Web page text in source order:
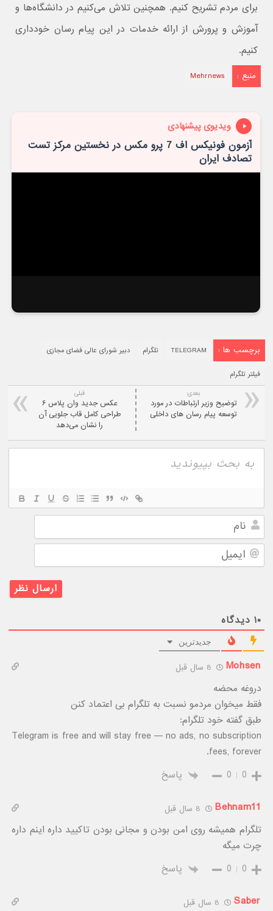
برای مردم تشریح کنیم. همچنین تلاش می‌کنیم در دانشگاه‌ها و
آموزش و پرورش از ارائه خدمات در این پیام رسان خودداری
کنیم.
منبع : Mehrnews
ویدیوی پیشنهادی
آزمون فونیکس اف 7 پرو مکس در نخستین مرکز تست
تصادف ایران
برچسب ها : TELEGRAM تلگرام دبیر شورای عالی فضای مجازی
فیلتر تلگرام
قبلی
عکس جدید وان پلاس ۶
طراحی کامل قاب جلویی آن
را نشان می‌دهد
بعدی:
توضیح وزیر ارتباطات در مورد
توسعه پیام رسان های داخلی
نام
ایمیل
۱۰ دیدگاه
جدیدترین
Mohsen 8 سال قبل
دروغه محضه
فقط میخوان مردمو نسبت به تلگرام بی اعتماد کنن
طبق گفته خود تلگرام:
Telegram is free and will stay free — no ads, no subscription
fees, forever.
0
0 پاسخ
Behnam11
تلگرام همیشه روی امن بودن و مجانی بودن تاکیید داره اینم داره
چرت میگه
0
0 پاسخ
Saber